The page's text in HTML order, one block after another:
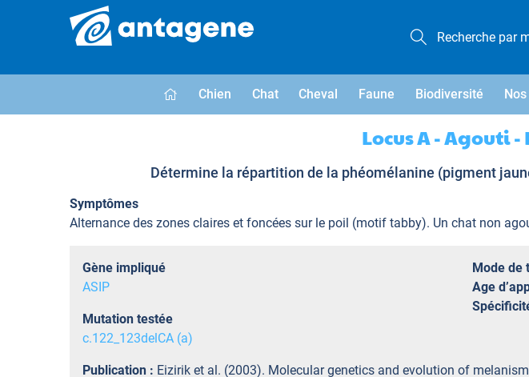
Chien Chat Cheval Faune Biodiversité
Locus A - Agouti
Détermine la répartition de la phéomélanine (pigment
Symptômes
Alternance des zones claires et foncées sur le poil (motif tabby). Un chat non
Gène impliqué
ASIP
Mutation testée
c.122_123delCA (a)
Mode de
Age
Publication : Eizirik et al. (2003). Molecular genetics and evolution of